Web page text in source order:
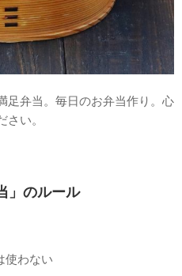
足弁当。毎日のお弁当作り。心
い。
」のルール
使わない